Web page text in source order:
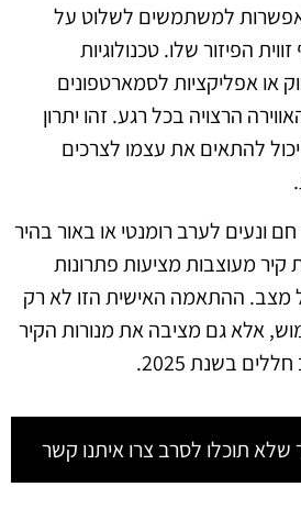
למשתמשים לשלוט על
הפיזור שלו. טכנולוגיות
או אפליקציות לסמארטפונים
הרצויה בכל רגע. זהו יתרון
להתאים את עצמו לצרכים
ונעים לערב רומנטי או באור בהיר
קיר מעוצבות מציעות פתרונות
מצב. ההתאמה האישית הזו לא רק
אלא גם מציבה את מנורות הקיר
בשנת 2025.
תוכלו לסרב צרו איתנו קשר